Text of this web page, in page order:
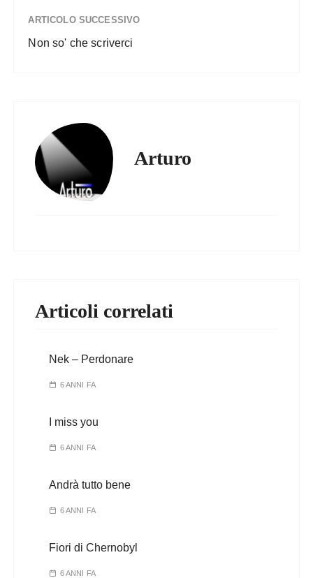
ARTICOLO SUCCESSIVO
Non so' che scriverci
Arturo
Articoli correlati
Nek – Perdonare
6 ANNI FA
I miss you
6 ANNI FA
Andrà tutto bene
6 ANNI FA
Fiori di Chernobyl
6 ANNI FA